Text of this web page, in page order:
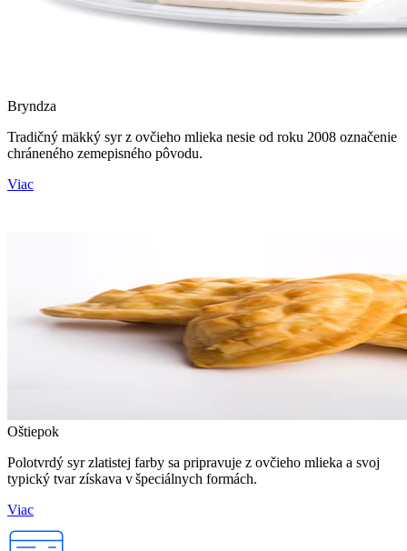
Bryndza
Tradičný mäkký syr z ovčieho mlieka nesie od roku 2008 označenie
chráneného zemepisného pôvodu.
Viac
Oštiepok
Polotvrdý syr zlatistej farby sa pripravuje z ovčieho mlieka a svoj
typický tvar získava v špeciálnych formách.
Viac